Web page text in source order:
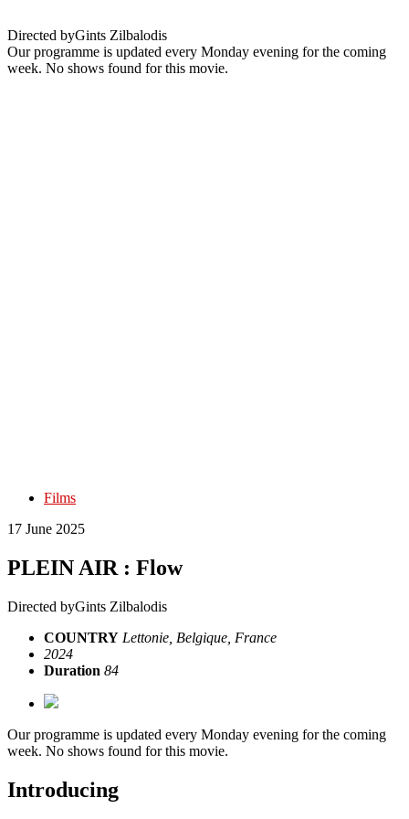
Directed byGints Zilbalodis
Our programme is updated every Monday evening for the coming
week. No shows found for this movie.
Films
17 June 2025
PLEIN AIR : Flow
Directed byGints Zilbalodis
COUNTRY Lettonie, Belgique, France
2024
Duration 84
Our programme is updated every Monday evening for the coming
week. No shows found for this movie.
Introducing